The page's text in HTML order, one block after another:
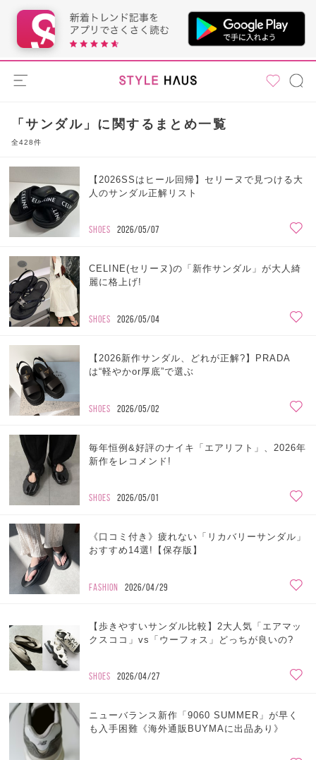
「サンダル」に関するまとめ一覧
全428件
【2026SSはヒール回帰】セリーヌで見つける大
人のサンダル正解リスト
SHOES 2026/05/07
CELINE(セリーヌ)の「新作サンダル」が大人綺
麗に格上げ!
SHOES 2026/05/04
【2026新作サンダル、どれが正解?】PRADA
は“軽やかor厚底”で選ぶ
SHOES 2026/05/02
毎年恒例&好評のナイキ「エアリフト」、2026年
新作をレコメンド!
SHOES 2026/05/01
《口コミ付き》疲れない「リカバリーサンダル」
おすすめ14選!【保存版】
FASHION 2026/04/29
【歩きやすいサンダル比較】2大人気「エアマッ
クスココ」vs「ウーフォス」どっちが良いの?
SHOES 2026/04/27
ニューバランス新作「9060 SUMMER」が早く
も入手困難《海外通販BUYMAに出品あり》